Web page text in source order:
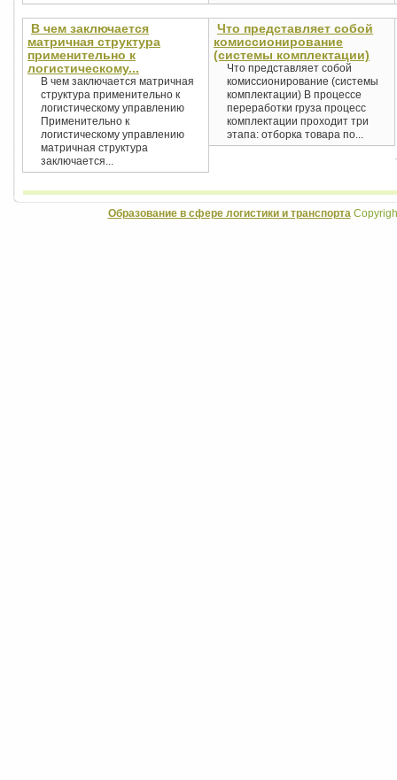
В чем заключается
матричная структура
применительно к
логистическому...
В чем заключается матричная
структура применительно к
логистическому управлению
Применительно к
логистическому управлению
матричная структура
заключается...
Что представляет собой
комиссионирование
(системы комплектации)
Что представляет собой
комиссионирование (системы
комплектации) В процессе
переработки груза процесс
комплектации проходит три
этапа: отборка товара по...
Образование в сфере логистики и транспорта